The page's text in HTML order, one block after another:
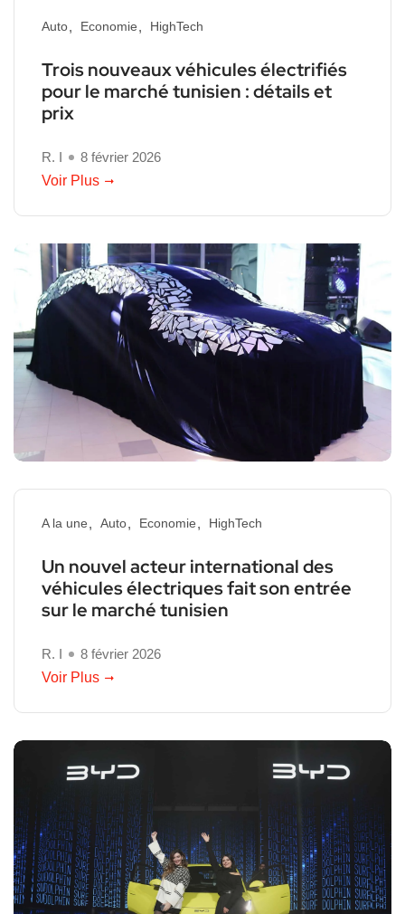
Auto Economie HighTech
Trois nouveaux véhicules électrifiés
pour le marché tunisien : détails et
prix
R. I
8 février 2026
Voir Plus
A la une Auto Economie HighTech
Un nouvel acteur international des
véhicules électriques fait son entrée
sur le marché tunisien
R. I
8 février 2026
Voir Plus